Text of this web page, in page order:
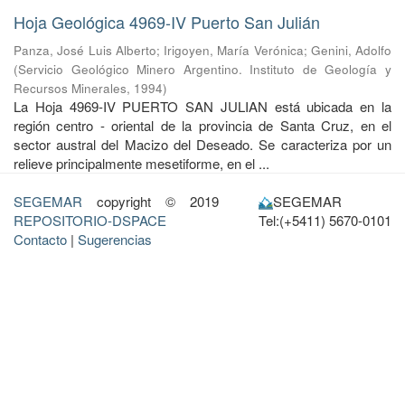
Hoja Geológica 4969-IV Puerto San Julián
Panza, José Luis Alberto; Irigoyen, María Verónica; Genini, Adolfo
(Servicio Geológico Minero Argentino. Instituto de Geología y
Recursos Minerales, 1994)
La Hoja 4969-IV PUERTO SAN JULIAN está ubicada en la
región centro - oriental de la provincia de Santa Cruz, en el
sector austral del Macizo del Deseado. Se caracteriza por un
relieve principalmente mesetiforme, en el ...
SEGEMAR copyright © 2019
REPOSITORIO-DSPACE
Contacto | Sugerencias
SEGEMAR
Tel:(+5411) 5670-0101